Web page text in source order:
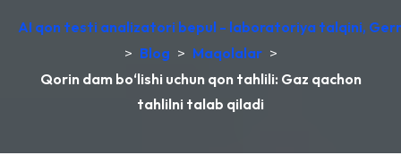
AI qon testi analizatori bepul - laboratoriya talqini,
> Blog > Maqolalar >
Qorin dam bo‘lishi uchun qon tahlili: Gaz qachon
tahlilni talab qiladi